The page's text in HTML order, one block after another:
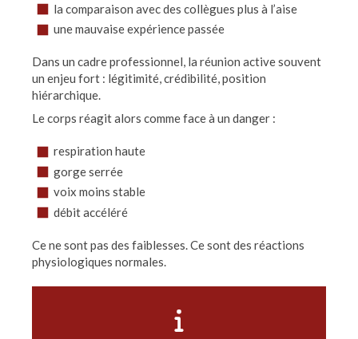
la comparaison avec des collègues plus à l’aise
une mauvaise expérience passée
Dans un cadre professionnel, la réunion active souvent
un enjeu fort : légitimité, crédibilité, position
hiérarchique.
Le corps réagit alors comme face à un danger :
respiration haute
gorge serrée
voix moins stable
débit accéléré
Ce ne sont pas des faiblesses. Ce sont des réactions
physiologiques normales.